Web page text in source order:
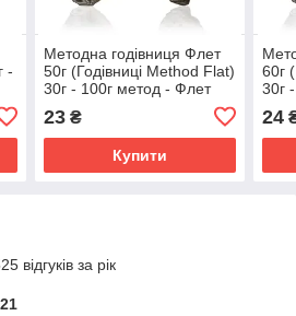
-
Методна годівниця Флет
50г (Годівниці Method Flat)
30г - 100г метод - Флет
23₴
Купити
60г
30г
24
відгуків за рік